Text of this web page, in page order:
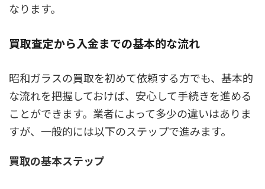
なります。
買取査定から入金までの基本的な流れ
昭和ガラスの買取を初めて依頼する方でも、基本的
な流れを把握しておけば、安心して手続きを進める
ことができます。業者によって多少の違いはありま
すが、一般的には以下のステップで進みます。
買取の基本ステップ